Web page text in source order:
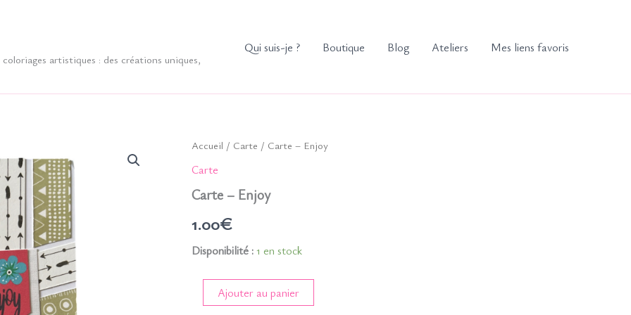
artistiques : des créations uniques,
Qui suis-je ? Boutique Blog Ateliers Mes liens favoris
Accueil / Carte / Carte – Enjoy
Carte
Carte – Enjoy
1.00€
Disponibilité :1 en stock
Ajouter au panier